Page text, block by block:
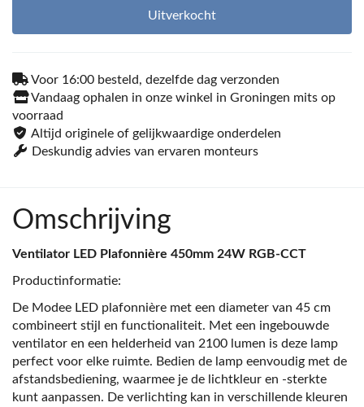
Uitverkocht
Voor 16:00 besteld, dezelfde dag verzonden
Vandaag ophalen in onze winkel in Groningen mits op
voorraad
Altijd originele of gelijkwaardige onderdelen
Deskundig advies van ervaren monteurs
Omschrijving
Ventilator LED Plafonnière 450mm 24W RGB-CCT
Productinformatie:
De Modee LED plafonnière met een diameter van 45 cm
combineert stijl en functionaliteit. Met een ingebouwde
ventilator en een helderheid van 2100 lumen is deze lamp
perfect voor elke ruimte. Bedien de lamp eenvoudig met de
afstandsbediening, waarmee je de lichtkleur en -sterkte
kunt aanpassen. De verlichting kan in verschillende kleuren